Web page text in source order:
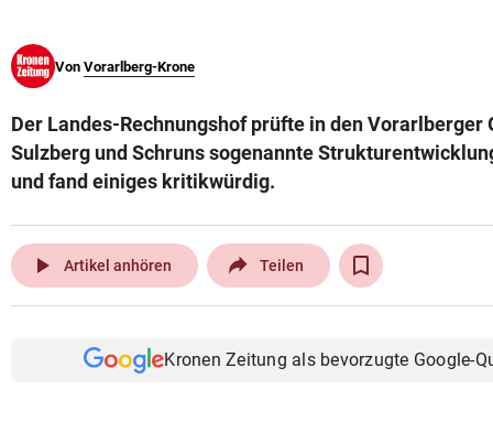
© Krone Multimedia GmbH & Co KG 2026
Von Vorarlberg-Krone
Der Landes-Rechnungshof prüfte in den Vorarlberger
Sulzberg und Schruns sogenannte
und fand einiges kritikwürdig.
play_arrow Artikel anhören Teilen
Kronen Zeitung als bevorzugte Google-